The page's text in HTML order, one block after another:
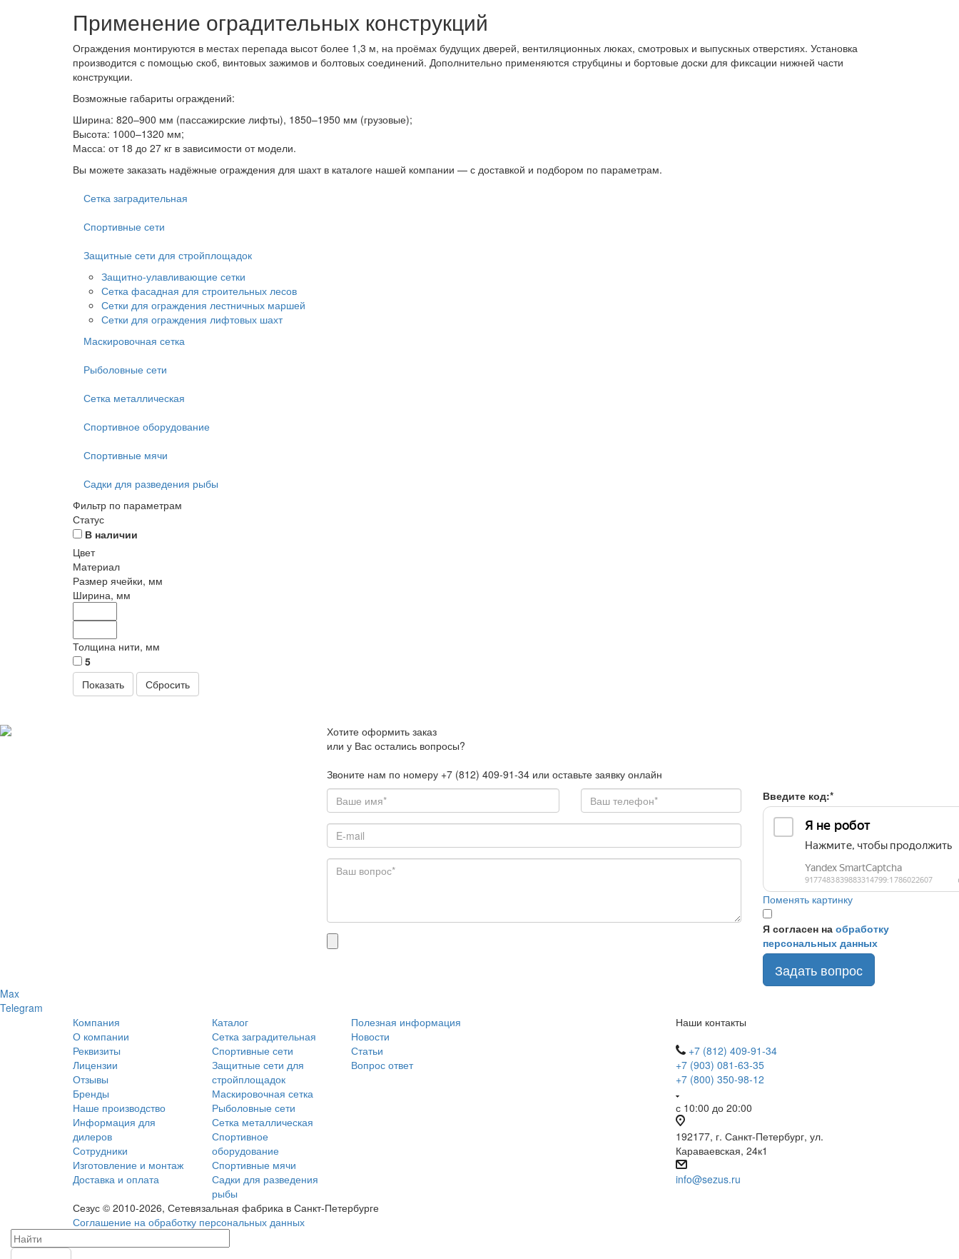
Применение оградительных конструкций
Ограждения монтируются в местах перепада высот более 1,3 м, на проёмах будущих дверей, вентиляционных люках, смотровых и выпускных отверстиях. Установка
производится с помощью скоб, винтовых зажимов и болтовых соединений. Дополнительно применяются струбцины и бортовые доски для фиксации нижней части
конструкции.
Возможные габариты ограждений:
Ширина: 820–900 мм (пассажирские лифты), 1850–1950 мм (грузовые);
Высота: 1000–1320 мм;
Масса: от 18 до 27 кг в зависимости от модели.
Вы можете заказать надёжные ограждения для шахт в каталоге нашей компании — с доставкой и подбором по параметрам.
Сетка заградительная
Спортивные сети
Защитные сети для стройплощадок
Защитно-улавливающие сетки
Сетка фасадная для строительных лесов
Сетки для ограждения лестничных маршей
Сетки для ограждения лифтовых шахт
Маскировочная сетка
Рыболовные сети
Сетка металлическая
Спортивное оборудование
Спортивные мячи
Садки для разведения рыбы
Фильтр по параметрам
Статус
В наличии
Цвет
Материал
Размер ячейки, мм
Ширина, мм
Толщина нити, мм
5
Сбросить
Хотите оформить заказ
или у Вас остались вопросы?
Звоните нам по номеру +7 (812) 409-91-34 или оставьте заявку онлайн
Введите код:*
Поменять картинку
Я согласен на обработку
персональных данных
Задать вопрос
Max
Telegram
Компания
О компании
Реквизиты
Лицензии
Отзывы
Бренды
Наше производство
Информация для
дилеров
Сотрудники
Изготовление и монтаж
Доставка и оплата
Каталог
Сетка заградительная
Спортивные сети
Защитные сети для
стройплощадок
Маскировочная сетка
Рыболовные сети
Сетка металлическая
Спортивное
оборудование
Спортивные мячи
Садки для разведения
рыбы
Полезная информация
Новости
Статьи
Вопрос ответ
Наши контакты
+7 (812) 409-91-34
+7 (903) 081-63-35
+7 (800) 350-98-12
с 10:00 до 20:00
192177, г. Санкт-Петербург, ул.
Караваевская, 24к1
info@sezus.ru
Сезус © 2010-2026, Сетевязальная фабрика в Санкт-Петербурге
Соглашение на обработку персональных данных